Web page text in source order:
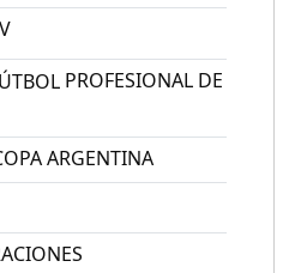
PROFESIONAL DE
ARGENTINA